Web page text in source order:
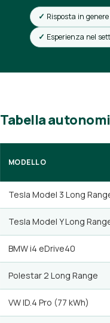
Risposta in
Esperienza nel
Tabella
MODELLO
Tesla Model 3 Long
Tesla Model Y Long
BMW i4 eDrive40
Polestar 2 Long Range
VW ID.4 Pro (77 kWh)